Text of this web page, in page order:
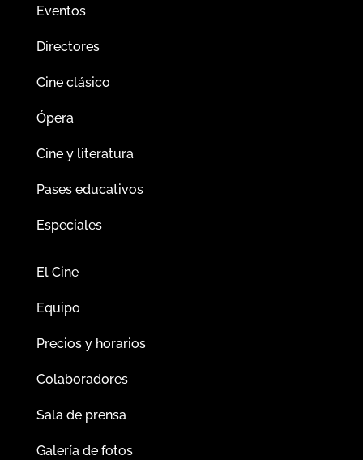
Eventos
Directores
Cine clásico
Ópera
Cine y literatura
Pases educativos
Especiales
El Cine
Equipo
Precios y horarios
Colaboradores
Sala de prensa
Galería de fotos